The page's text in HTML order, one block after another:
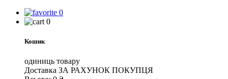
0
0
Кошик
одиниць товару
Доставка ЗА РАХУНОК ПОКУПЦЯ